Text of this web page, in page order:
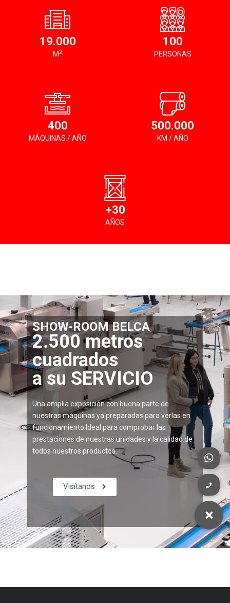
19.000
M 2
100
PERSONAS
400
MÁQUINAS / AÑO
500.000
KM / AÑO
+30
AÑOS
SHOW-ROOM BELCA
2.500 metros
cuadrados
a su SERVICIO
Una amplia exposición con buena parte de
nuestras máquinas ya preparadas para verlas en
funcionamiento.Ideal para comprobar las
prestaciones de nuestras unidades y la calidad de
todos nuestros productos.
Visítanos